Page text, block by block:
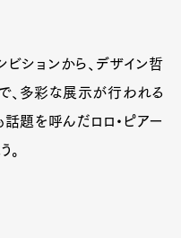
ションから、デザイン哲
、多彩な展示が行われる
話題を呼んだロロ・ピアー
。